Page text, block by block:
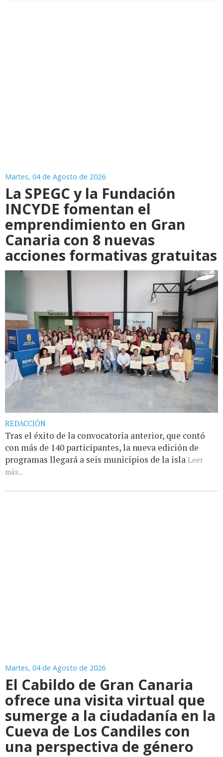
Martes, 04 de Agosto de 2026
La SPEGC y la Fundación
INCYDE fomentan el
emprendimiento en Gran
Canaria con 8 nuevas
acciones formativas gratuitas
REDACCIÓN
Tras el éxito de la convocatoria anterior, que contó
con más de 140 participantes, la nueva edición de
programas llegará a seis municipios de la isla Leer
más...
Martes, 04 de Agosto de 2026
El Cabildo de Gran Canaria
ofrece una visita virtual que
sumerge a la ciudadanía en la
Cueva de Los Candiles con
una perspectiva de género